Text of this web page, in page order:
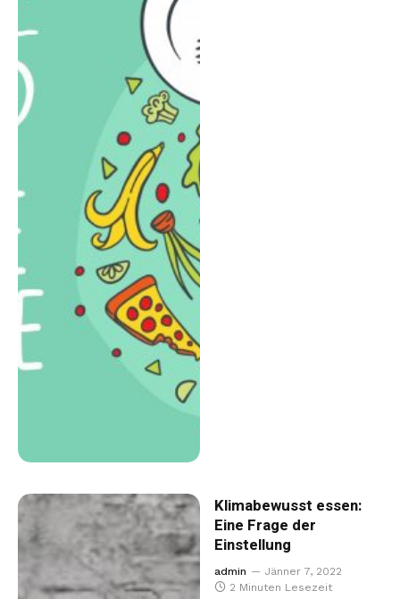
Klimabewusst essen:
Eine Frage der
Einstellung
admin
Jänner 7, 2022
2 Minuten Lesezeit